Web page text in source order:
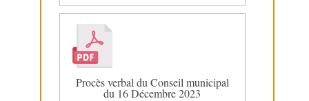
Procès verbal du Conseil municipal
du 16 Décembre 2023